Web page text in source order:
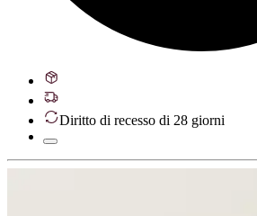
Diritto di recesso di 28 giorni